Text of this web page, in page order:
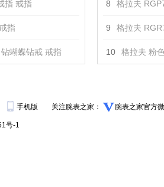
指 戒指
指
蝴蝶钻戒 戒指
8 格拉夫
9 格拉夫
10 格拉夫 粉
手机版 关注腕表之家： 腕表之家官方
号-1